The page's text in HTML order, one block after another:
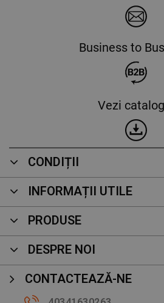
Business to
Vezi
CONDIȚII
INFORMAȚII UTILE
PRODUSE
DESPRE NOI
CONTACTEAZĂ-NE